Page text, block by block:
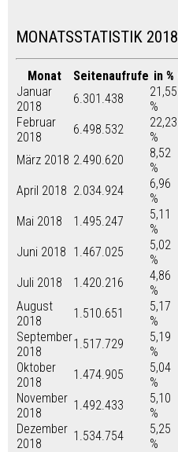
MONATSSTATISTIK 2018
Monat Seitenaufrufe in %
Januar
2018
6.301.438
21,55
%
Februar
2018
6.498.532
22,23
%
März 2018 2.490.620
8,52
%
April 2018 2.034.924
6,96
%
Mai 2018
1.495.247
5,11
%
Juni 2018 1.467.025
5,02
%
Juli 2018
1.420.216
4,86
%
August
2018
1.510.651
5,17
%
September
2018
1.517.729
5,19
%
Oktober
2018
1.474.905
5,04
%
November
2018
1.492.433
5,10
%
Dezember
2018
1.534.754
5,25
%